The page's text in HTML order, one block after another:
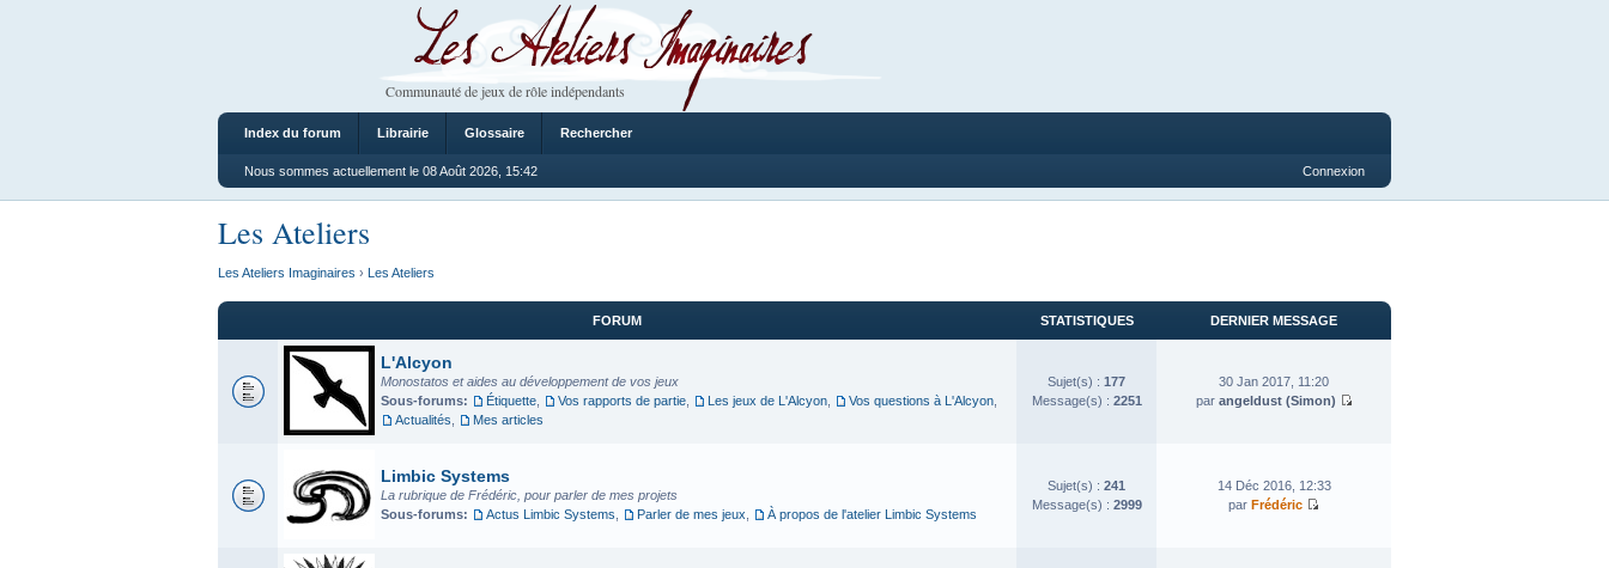
Les Ateliers Imaginaires
Communauté de jeux de rôle indépendants
Index du forum Librairie Glossaire Rechercher
Nous sommes actuellement le 08 Août 2026, 15:42 Connexion
Les Ateliers
Les Ateliers Imaginaires › Les Ateliers
FORUM STATISTIQUES DERNIER MESSAGE
L'Alcyon
Monostatos et aides au développement de vos jeux
Sous-forums:
Étiquette Vos rapports de partie Les jeux de L'Alcyon Vos questions à L'Alcyon
Actualités
Mes articles
Sujet(s) : 177
Message(s) : 2251
30 Jan 2017, 11:20
par angeldust (Simon)
Limbic Systems
La rubrique de Frédéric, pour parler de mes projets
Sous-forums:
Actus Limbic Systems Parler de mes jeux À propos de l'atelier Limbic Systems
Sujet(s) : 241
Message(s) : 2999
14 Déc 2016, 12:33
par Frédéric